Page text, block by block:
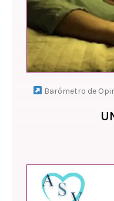
Barómetro de